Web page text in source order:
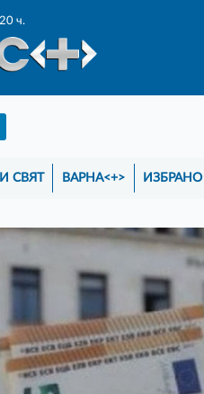
ч.
СВЯТ ВАРНА<+> ИЗБРАНО